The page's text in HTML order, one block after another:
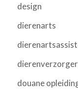
design
dierenarts
dierenverzorger
douane